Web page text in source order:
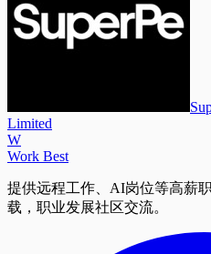
Limited
W
Work Best
提供远程工作、AI岗位等高薪
载，职业发展社区交流。